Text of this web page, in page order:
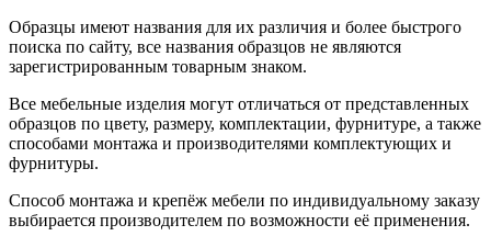
Образцы имеют названия для их различия и более быстрого
поиска по сайту, все названия образцов не являются
зарегистрированным товарным знаком.
Все мебельные изделия могут отличаться от представленных
образцов по цвету, размеру, комплектации, фурнитуре, а также
способами монтажа и производителями комплектующих и
фурнитуры.
Способ монтажа и крепёж мебели по индивидуальному заказу
выбирается производителем по возможности её применения.